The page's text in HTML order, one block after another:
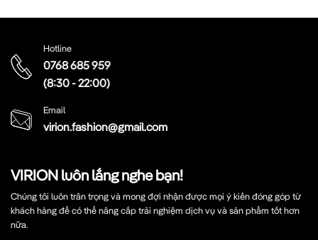
VIRION luôn lắng nghe bạn!
Chúng tôi luôn trân trọng và mong đợi nhận được mọi ý kiến đóng góp từ
khách hàng để có thể nâng cấp trải nghiệm dịch vụ và sản phẩm tốt hơn
nữa.
Hotline
0768 685 959
(8:30 - 22:00)
Email
virion.fashion@gmail.com